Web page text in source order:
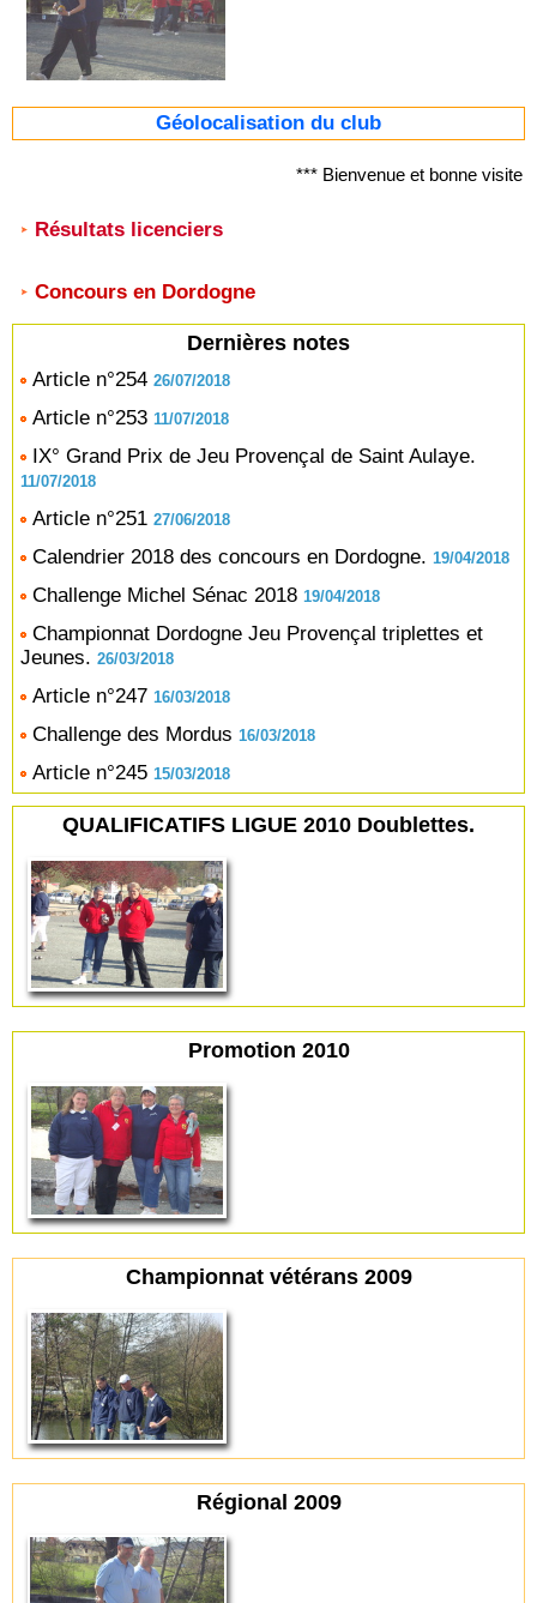
Géolocalisation du club
*** Bienvenue et bonne visite
Résultats licenciers
Concours en Dordogne
Dernières notes
Article n°254 26/07/2018
Article n°253 11/07/2018
IX° Grand Prix de Jeu Provençal de Saint Aulaye.
11/07/2018
Article n°251 27/06/2018
Calendrier 2018 des concours en Dordogne. 19/04/2018
Challenge Michel Sénac 2018 19/04/2018
Championnat Dordogne Jeu Provençal triplettes et
Jeunes. 26/03/2018
Article n°247 16/03/2018
Challenge des Mordus 16/03/2018
Article n°245 15/03/2018
QUALIFICATIFS LIGUE 2010 Doublettes.
Promotion 2010
Championnat vétérans 2009
Régional 2009